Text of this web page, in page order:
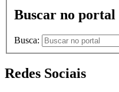
Buscar no portal
Busca:
Redes Sociais